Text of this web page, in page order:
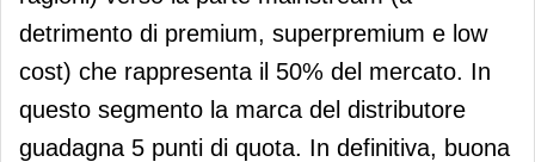
detrimento di premium, superpremium e low
cost) che rappresenta il 50% del mercato. In
questo segmento la marca del distributore
guadagna 5 punti di quota. In definitiva, buona